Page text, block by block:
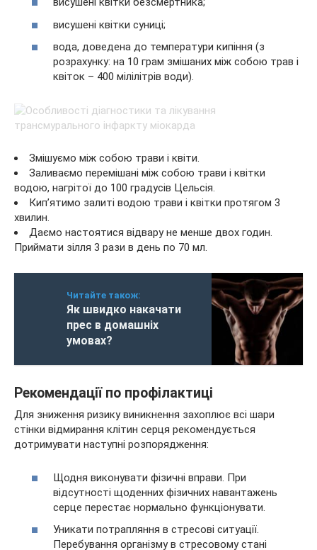
висушені квітки суниці;
вода, доведена до температури кипіння (з
розрахунку: на 10 грам змішаних між собою трав і
квіток – 400 мілілітрів води).
Змішуємо між собою трави і квіти.
Заливаємо перемішані між собою трави і квітки
водою, нагрітої до 100 градусів Цельсія.
Кип’ятимо залиті водою трави і квітки протягом 3
хвилин.
Даємо настоятися відвару не менше двох годин.
Приймати зілля 3 рази в день по 70 мл.
Читайте також:
Як швидко накачати
прес в домашніх
умовах?
Рекомендації по профілактиці
Для зниження ризику виникнення захоплює всі шари
стінки відмирання клітин серця рекомендується
дотримувати наступні розпорядження:
Щодня виконувати фізичні вправи. При
відсутності щоденних фізичних навантажень
серце перестає нормально функціонувати.
Уникати потрапляння в стресові ситуації.
Перебування організму в стресовому стані